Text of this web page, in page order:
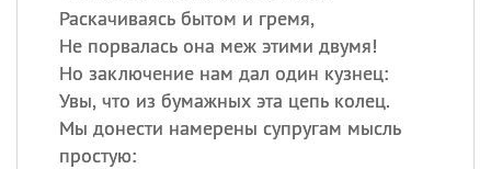
Раскачиваясь бытом и гремя,
Не порвалась она меж этими двумя!
Но заключение нам дал один кузнец:
Увы, что из бумажных эта цепь колец.
Мы донести намерены супругам мысль
простую: